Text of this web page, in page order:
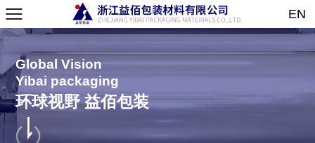
EN
Global Vision
Yibai packaging
环球视野 益佰包装